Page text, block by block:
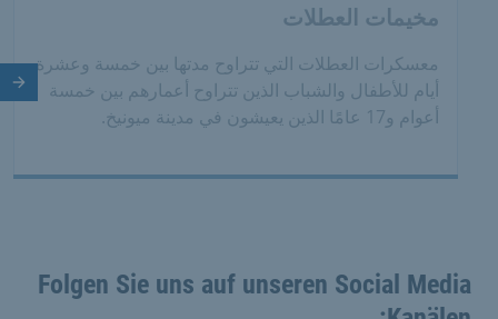
مخيمات العطلات
معسكرات العطلات التي تتراوح مدتها بين خمسة وعشرة
أيام للأطفال والشباب الذين تتراوح أعمارهم بين خمسة
أعوام و17 عامًا الذين يعيشون في مدينة ميونيخ.
Folgen Sie uns auf unseren Social Media